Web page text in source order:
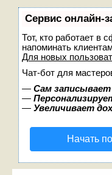
Сервис онлайн-
Тот, кто работает в
напоминать
Для новых
Чат-бот для
— Сам
—
— Увеличивает
Начать